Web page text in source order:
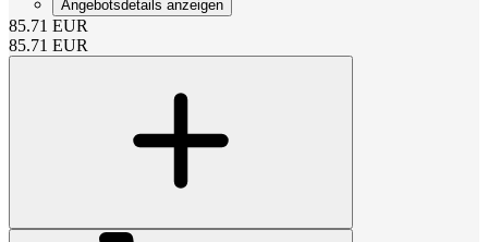
Angebotsdetails anzeigen
85.71 EUR
85.71 EUR